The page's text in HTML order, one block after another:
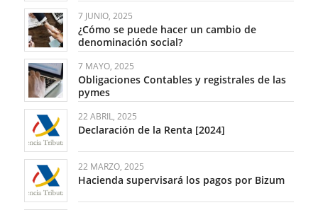
7 JUNIO, 2025
¿Cómo se puede hacer un cambio de
denominación social?
7 MAYO, 2025
Obligaciones Contables y registrales de las
pymes
22 ABRIL, 2025
Declaración de la Renta [2024]
22 MARZO, 2025
Hacienda supervisará los pagos por Bizum